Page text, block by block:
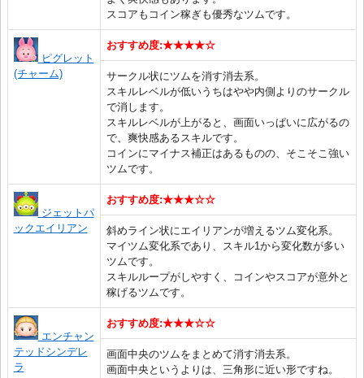
スコアもコイン稼ぎも優秀なツムです。
ピグレット
(チャーム)
おすすめ度:★★★★☆
サークル状にツムを消す消去系。
スキルレベルが低いうちはやや内側よりのサークル
で消します。
スキルレベルが上がると、画面いっぱいに広がるの
で、爽快感あるスキルです。
コインにマイナス補正はあるものの、そこそこ強い
ツムです。
ジェットパ
ックエイリアン
おすすめ度:★★★☆☆
斜めライン状にエイリアンが増えるツム変化系。
マイツム変化系であり、スキル1から変化数が多い
ツムです。
スキルループがしやすく、コインやスコアが意外と
稼げるツムです。
エンチャン
テッドシンデレ
ラ
おすすめ度:★★★☆☆
画面中央のツムをまとめて消す消去系。
画面中央というよりは、三角形に近い形ですね。